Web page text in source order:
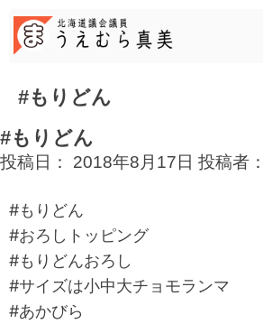
content
#もりどん
#もりどん
投稿日： 2018年8月17日 投稿者：
#もりどん
#おろしトッピング
#もりどんおろし
#サイズは小中大チョモランマ
#あかびら